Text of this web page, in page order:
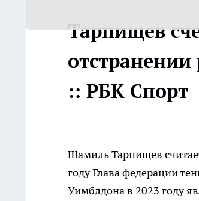
Тарпищев
:: РБК Спорт
Шамиль Тарпищев
годуГлава федерации
Уимблдона в 2023 году